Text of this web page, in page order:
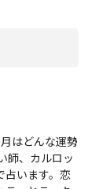
はどんな運勢
師、カルロッ
占います。恋